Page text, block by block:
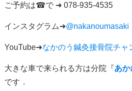
ご予約は☎で➜ 078-935-4535
インスタグラム➜@nakanoumasaki
YouTube➜なかのう鍼灸接骨院チャ
大きな車で来られる方は分院『あか
です．